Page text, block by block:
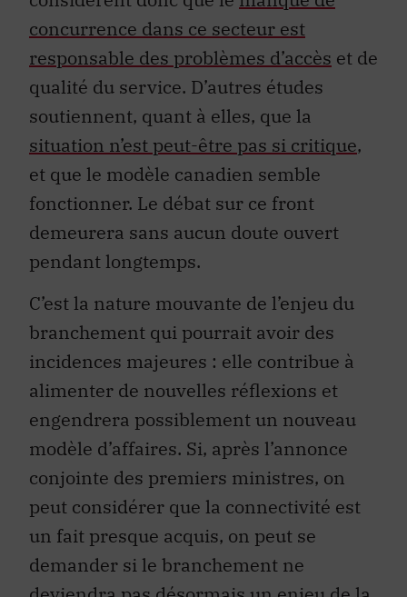
concurrence dans ce secteur est
responsable des problèmes d’accès
et de
qualité du service. D’autres études
soutiennent, quant à elles, que la
situation n’est peut-être pas si critique
et que le modèle canadien semble
fonctionner. Le débat sur ce front
demeurera sans aucun doute ouvert
pendant longtemps.
C’est la nature mouvante de l’enjeu du
branchement qui pourrait avoir des
incidences majeures : elle contribue à
alimenter de nouvelles réflexions et
engendrera possiblement un nouveau
modèle d’affaires. Si, après l’annonce
conjointe des premiers ministres, on
peut considérer que la connectivité est
un fait presque acquis, on peut se
demander si le branchement ne
deviendra pas désormais un enjeu de la